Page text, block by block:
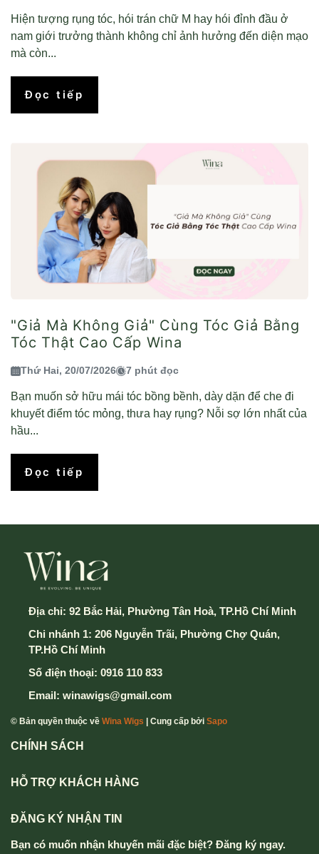
Hiện tượng rụng tóc, hói trán chữ M hay hói đỉnh đầu ở
nam giới trưởng thành không chỉ ảnh hưởng đến diện mạo
mà còn...
Đọc tiếp
"Giả Mà Không Giả" Cùng Tóc Giả Bằng
Tóc Thật Cao Cấp Wina
Thứ Hai, 20/07/2026 7 phút đọc
Bạn muốn sở hữu mái tóc bồng bềnh, dày dặn để che đi
khuyết điểm tóc mỏng, thưa hay rụng? Nỗi sợ lớn nhất của
hầu...
Đọc tiếp
Địa chỉ: 92 Bắc Hải, Phường Tân Hoà, TP.Hồ Chí Minh
Chi nhánh 1: 206 Nguyễn Trãi, Phường Chợ Quán,
TP.Hồ Chí Minh
Số điện thoại: 0916 110 833
Email: winawigs@gmail.com
© Bản quyền thuộc về Wina Wigs | Cung cấp bởi Sapo
CHÍNH SÁCH
HỖ TRỢ KHÁCH HÀNG
ĐĂNG KÝ NHẬN TIN
Bạn có muốn nhận khuyến mãi đặc biệt? Đăng ký ngay.